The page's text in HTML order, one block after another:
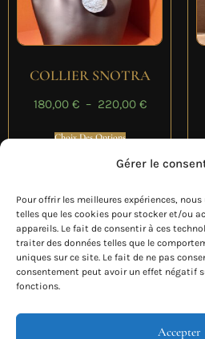
Gérer le
Pour offrir les meilleures expériences,
telles que les cookies pour stocker et/ou
appareils. Le fait de consentir à ces
traiter des données telles que le
uniques sur ce site. Le fait de ne pas
consentement peut avoir un effet négatif
fonctions.
Accepter
COLLIER SNOTRA
180,00 € – 220,00 €
Choix Des Options